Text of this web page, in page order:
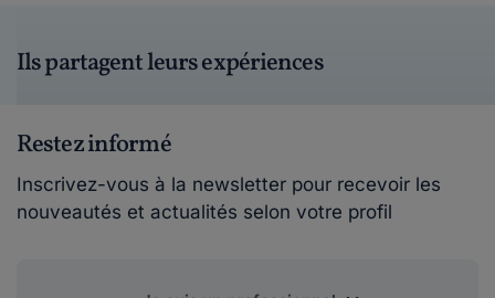
Ils partagent leurs expériences
Restez informé
Inscrivez-vous à la newsletter pour recevoir les
nouveautés et actualités selon votre profil